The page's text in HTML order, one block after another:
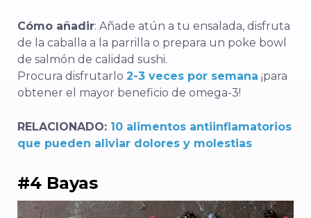
Cómo añadir: Añade atún a tu ensalada, disfruta
de la caballa a la parrilla o prepara un poke bowl
de salmón de calidad sushi.
Procura disfrutarlo 2-3 veces por semana ¡para
obtener el mayor beneficio de omega-3!
RELACIONADO: 10 alimentos antiinflamatorios
que pueden aliviar dolores y molestias
#4 Bayas